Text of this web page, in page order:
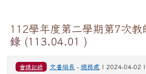
112學年度第二學期第7次教
錄 (113.04.01 )
會議記錄 文書組長 - 總務處 | 2024-04-02